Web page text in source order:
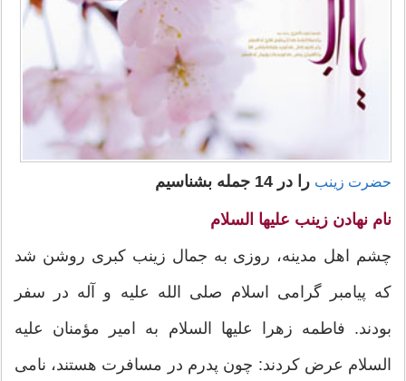
حضرت زینب را در 14 جمله بشناسیم
نام نهادن زینب علیها السلام
چشم اهل مدینه، روزی به جمال زینب کبری روشن شد
که پیامبر گرامی اسلام صلی الله علیه و آله در سفر
بودند. فاطمه زهرا علیها السلام به امیر مؤمنان علیه
السلام عرض کردند: چون پدرم در مسافرت هستند، نامی